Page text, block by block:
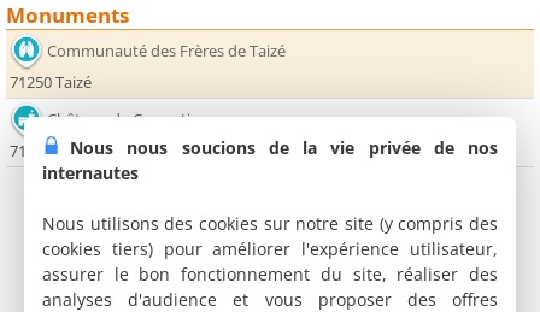
Monuments
Communauté des Frères de Taizé
71250 Taizé
Château de Cormatin
71460 CormatinNous nous soucions de la vie privée de nos
internautes
Nous utilisons des cookies sur notre site (y compris des
cookies tiers) pour améliorer l'expérience utilisateur,
assurer le bon fonctionnement du site, réaliser des
analyses d'audience et vous proposer des offres